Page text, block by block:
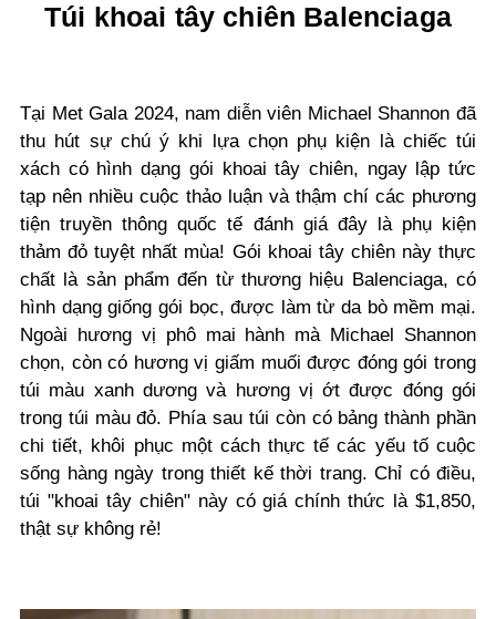
Túi khoai tây chiên Balenciaga
Tại Met Gala 2024, nam diễn viên Michael Shannon đã
thu hút sự chú ý khi lựa chọn phụ kiện là chiếc túi
xách có hình dạng gói khoai tây chiên, ngay lập tức
tạp nên nhiều cuộc thảo luận và thậm chí các phương
tiện truyền thông quốc tế đánh giá đây là phụ kiện
thảm đỏ tuyệt nhất mùa! Gói khoai tây chiên này thực
chất là sản phẩm đến từ thương hiệu Balenciaga, có
hình dạng giống gói bọc, được làm từ da bò mềm mại.
Ngoài hương vị phô mai hành mà Michael Shannon
chọn, còn có hương vị giấm muối được đóng gói trong
túi màu xanh dương và hương vị ớt được đóng gói
trong túi màu đỏ. Phía sau túi còn có bảng thành phần
chi tiết, khôi phục một cách thực tế các yếu tố cuộc
sống hàng ngày trong thiết kế thời trang. Chỉ có điều,
túi "khoai tây chiên" này có giá chính thức là $1,850,
thật sự không rẻ!